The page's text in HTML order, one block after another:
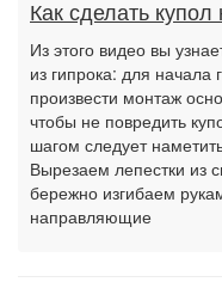
Как сделать купол
Из этого видео вы
из гипрока: для начала
произвести монтаж
чтобы не повредить
шагом следует
Вырезаем лепестки из
бережно изгибаем
направляющие